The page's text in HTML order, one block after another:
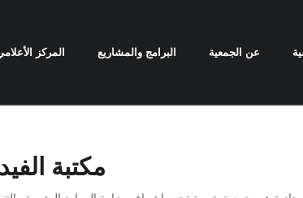
عن الجمعية البرامج والمشاريع المركز
مكتبة